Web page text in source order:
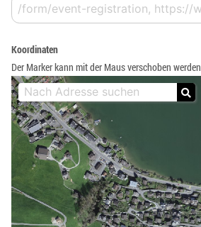
Koordinaten
Der Marker kann mit der Maus verschoben werden